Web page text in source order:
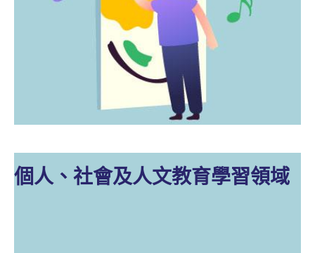
個人、社會及人文教育學習領域